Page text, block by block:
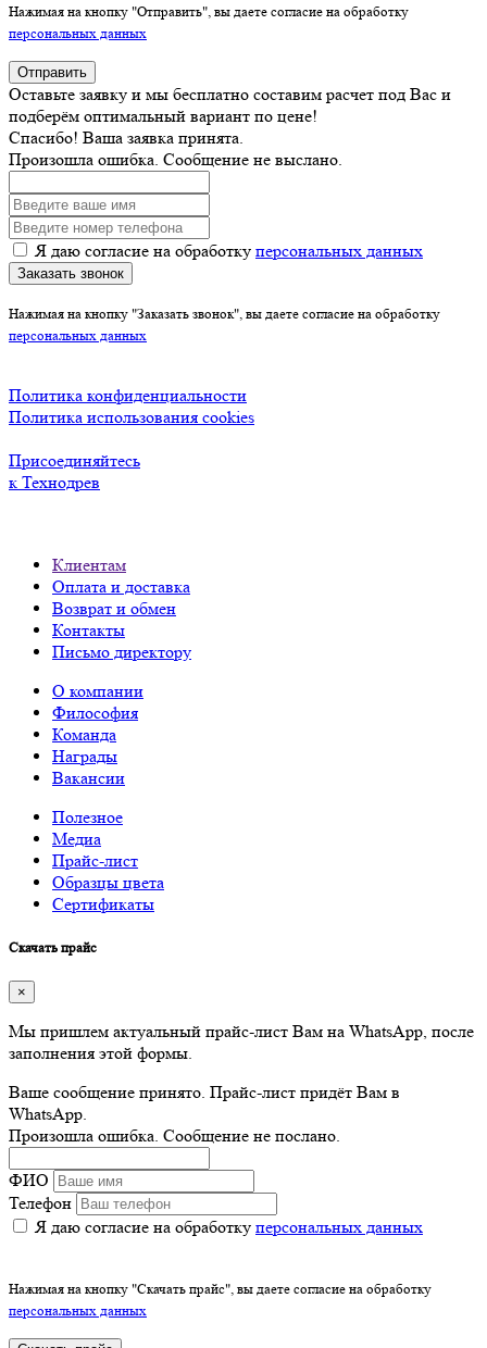
Нажимая на кнопку "Отправить", вы даете согласие на обработку
персональных данных
Отправить
Оставьте заявку и мы бесплатно составим расчет под Вас и
подберём оптимальный вариант по цене!
Спасибо! Ваша заявка принята.
Произошла ошибка. Сообщение не выслано.
Я даю согласие на обработку персональных данных
Заказать звонок
Нажимая на кнопку "Заказать звонок", вы даете согласие на обработку
персональных данных
Политика конфиденциальности
Политика использования cookies
Присоединяйтесь
к Технодрев
Клиентам
Оплата и доставка
Возврат и обмен
Контакты
Письмо директору
О компании
Философия
Команда
Награды
Вакансии
Полезное
Медиа
Прайс-лист
Образцы цвета
Сертификаты
Скачать прайс
×
Мы пришлем актуальный прайс-лист Вам на WhatsApp, после
заполнения этой формы.
Ваше сообщение принято. Прайс-лист придёт Вам в
WhatsApp.
Произошла ошибка. Сообщение не послано.
ФИО
Телефон
Я даю согласие на обработку персональных данных
Нажимая на кнопку "Скачать прайс", вы даете согласие на обработку
персональных данных